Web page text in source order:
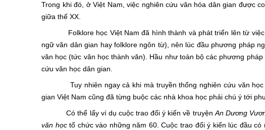
Trong khi đó, ở Việt Nam, việc nghiên cứu văn hóa dân gian được
giữa thế XX.
Folklore học Việt Nam đã hình thành và phát triển lên từ việc
ngữ văn dân gian hay folklore ngôn từ), nên lúc đầu phương pháp
văn học (tức văn học thành văn). Hầu như toàn bộ các phương
cứu văn học dân gian.
Tuy nhiên ngay cả khi mà truyền thống nghiên cứu văn học
gian Việt Nam cũng đã từng buộc các nhà khoa học phải chú ý tới
Có thể lấy ví dụ cuộc trao đổi ý kiến về truyện An Dương
văn họctổ chức vào những năm 60. Cuộc trao đổi ý kiến lúc đầu